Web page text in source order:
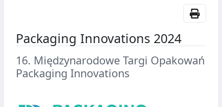
Packaging Innovations 2024
16. Międzynarodowe Targi Opakowań
Packaging Innovations